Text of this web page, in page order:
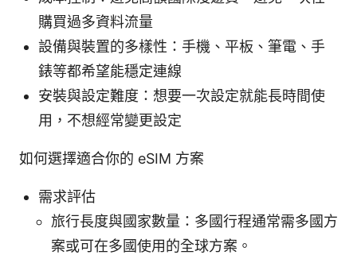
購買過多資料流量
設備與裝置的多樣性：手機、平板、筆電、手
錶等都希望能穩定連線
安裝與設定難度：想要一次設定就能長時間使
用，不想經常變更設定
如何選擇適合你的 eSIM 方案
需求評估
旅行長度與國家數量：多國行程通常需多國方
案或可在多國使用的全球方案。